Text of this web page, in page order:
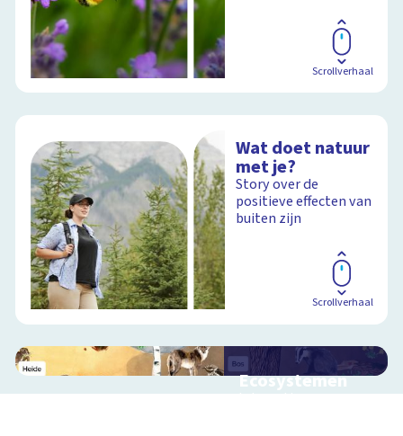
Scrollverhaal
Wat doet natuur
met je?
Story over de
positieve effecten van
buiten zijn
Scrollverhaal
Ecosystemen
Interactieve